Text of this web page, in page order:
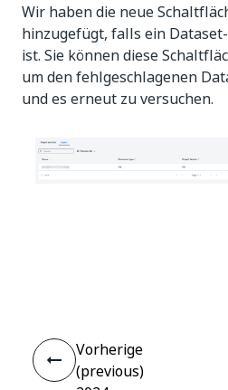
Wir haben die neue
hinzugefügt, falls ein
ist. Sie können diese
um den fehlgeschlagenen
und es erneut zu versuchen.
Vorherige
(previous)